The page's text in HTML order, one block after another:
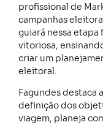
profissional de
campanhas
guiará nessa etapa
vitoriosa,
criar um
eleitoral.
Fagundes destaca
definição dos
viagem, planeja